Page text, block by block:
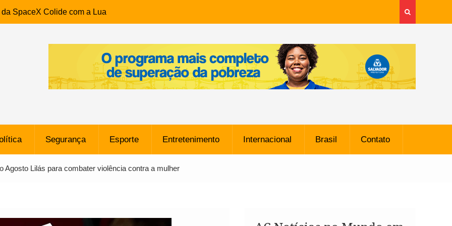
SpaceX Colide com a Lua
Metros, Afirma a Nasa
Cabo Daciolo Tem
em Frente a
da Mata Escura, em
B: Lateral revelado pelo
ligada a ‘Zói de Gato’, do
Segurança Esporte Entretenimento Internacional Brasil Contato
Agosto Lilás para combater violência contra a mulher